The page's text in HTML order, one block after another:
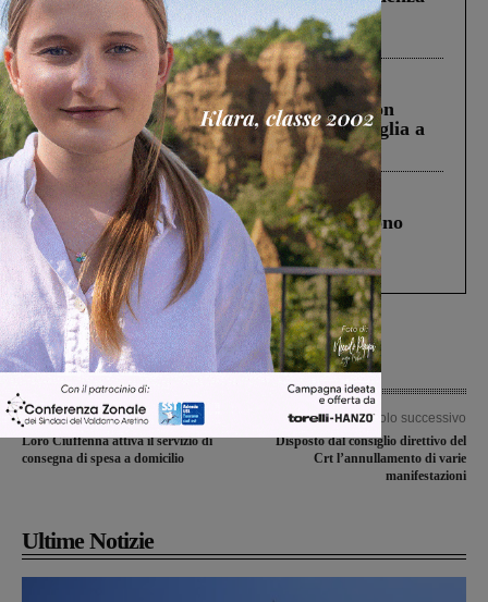
Pnrr, il gruppo di Fratelli d’Italia: “Un
ringraziamento al Governo”
Cronaca 3 Agosto 2026
Scomparso da una struttura di Castiglion
Fiorentino l’uomo che aveva ucciso la figlia a
Levane nel 2020
Cronaca 4 Agosto 2026
Un anno fa la strage in A1 in cui morirono
Gianni, Giulia e Franco. Lo schianto, il
processo, lo stop ai sorpassi fra tir....
Articolo precedente
Loro Ciuffenna attiva il servizio di
consegna di spesa a domicilio
Articolo successivo
Disposto dal consiglio direttivo del
Crt l’annullamento di varie
manifestazioni
Ultime Notizie